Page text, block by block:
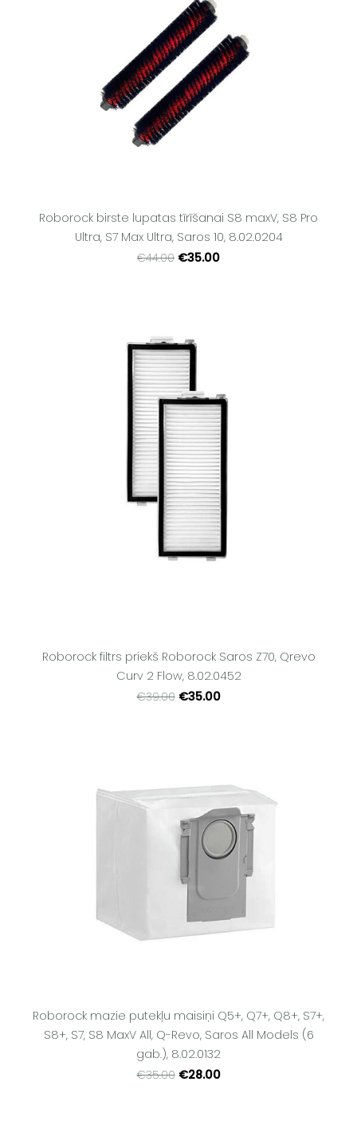
Roborock birste lupatas tīrīšanai S8 maxV, S8 Pro
Ultra, S7 Max Ultra, Saros 10, 8.02.0204
€44.00 €35.00
Roborock filtrs priekš Roborock Saros Z70, Qrevo
Curv 2 Flow, 8.02.0452
€39.00 €35.00
Roborock mazie putekļu maisiņi Q5+, Q7+, Q8+, S7+,
S8+, S7, S8 MaxV All, Q-Revo, Saros All Models (6
gab.), 8.02.0132
€35.00 €28.00